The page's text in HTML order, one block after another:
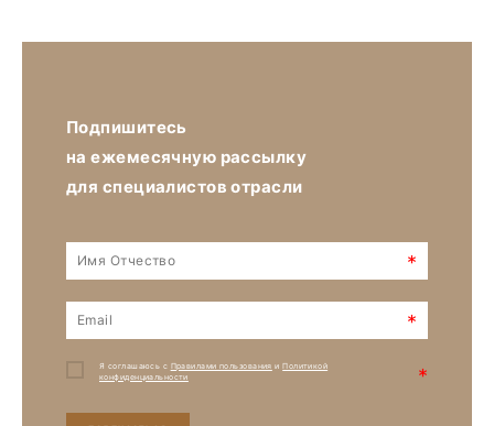
Подпишитесь
на ежемесячную рассылку
для специалистов отрасли
*
*
Я соглашаюсь с Правилами пользования иПолитикой
конфиденциальности
*